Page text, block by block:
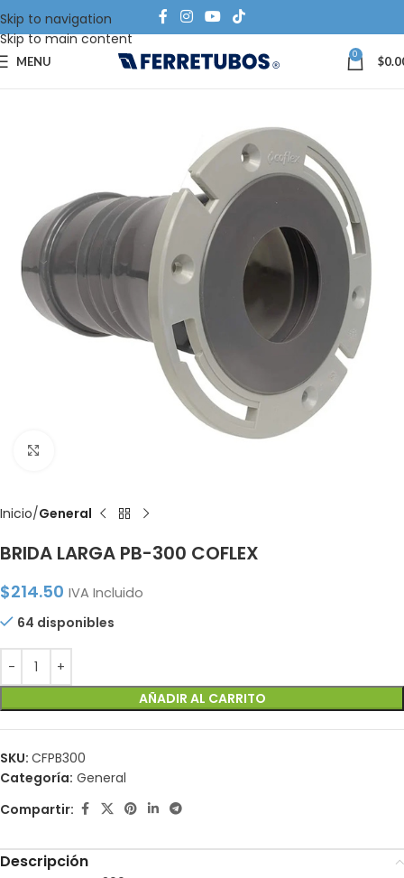
Skip to navigation
Skip to main content
MENU 0 $
Inicio General
BRIDA LARGA PB-300 COFLEX
$214.50 IVA Incluido
64 disponibles
AÑADIR AL CARRITO
SKU: CFPB300
Categoría: General
Compartir:
Descripción